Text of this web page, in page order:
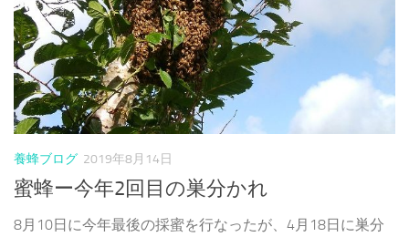
養蜂ブログ 2019年8月14日
蜜蜂ー今年2回目の巣分かれ
8月10日に今年最後の採蜜を行なったが、4月18日に巣分